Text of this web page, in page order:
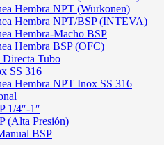
Hembra NPT (Wurkonen)
Hembra NPT/BSP (INTEVA)
Hembra-Macho BSP
Hembra BSP (OFC)
Tubo
SS 316
Hembra NPT Inox SS 316
1/4″-1″
(Alta Presión)
BSP